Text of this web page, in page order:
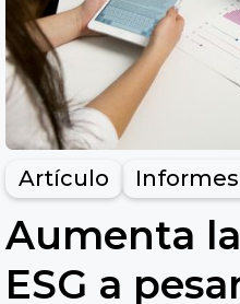
Artículo
Aumenta
ESG a